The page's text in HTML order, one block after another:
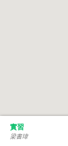
實習
梁書瑋